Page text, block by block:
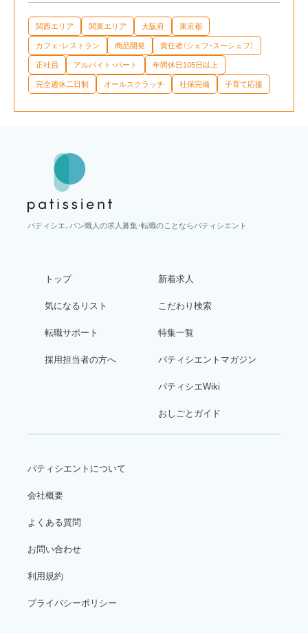
関西エリア 関東エリア 大阪府 東京都
カフェ・レストラン 商品開発 責任者（シェフ・スーシェフ）
正社員 アルバイト・パート 年間休日105日以上
完全週休二日制 オールスクラッチ 社保完備 子育て応援
パティシエ、パン職人の求人募集・転職のことならパティシエント
トップ
気になるリスト
転職サポート
採用担当者の方へ
新着求人
こだわり検索
特集一覧
パティシエントマガジン
パティシエWiki
おしごとガイド
パティシエントについて
会社概要
よくある質問
お問い合わせ
利用規約
プライバシーポリシー